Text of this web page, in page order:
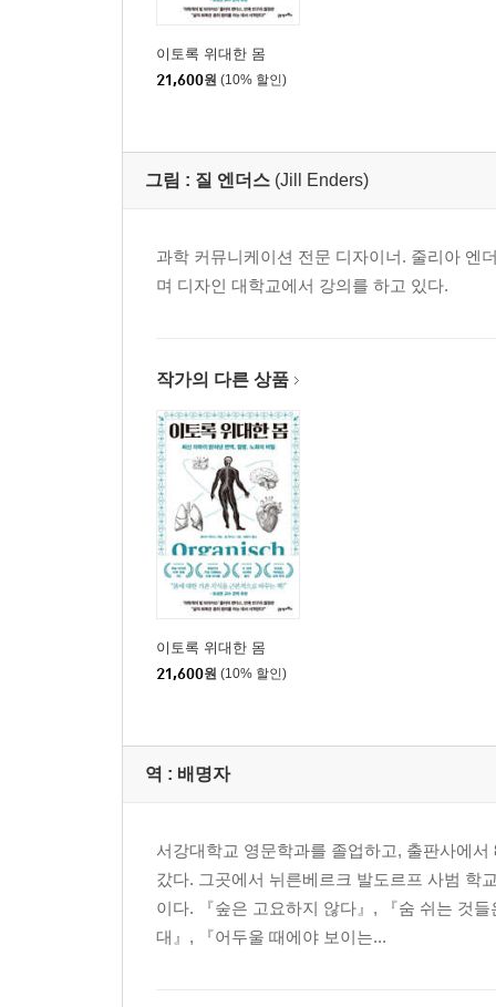
이토록 위대한 몸
21,600원 (10% 할인)
그림 : 질 엔더스 (Jill Enders)
과학 커뮤니케이션 전문 디자이너. 줄리아 엔
며 디자인 대학교에서 강의를 하고 있다.
작가의 다른 상품
이토록 위대한 몸
21,600원 (10% 할인)
역 : 배명자
서강대학교 영문학과를 졸업하고, 출판사에
갔다. 그곳에서 뉘른베르크 발도르프 사범 학
이다. 『숲은 고요하지 않다』, 『숨 쉬는 것
대』, 『어두울 때에야 보이는...